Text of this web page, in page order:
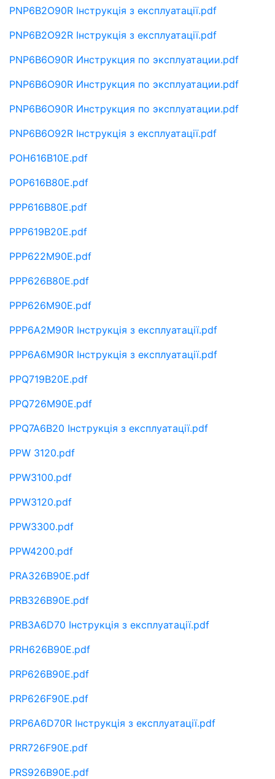
PNP6B2O90R Інструкція з експлуатації.pdf
PNP6B2O92R Інструкція з експлуатації.pdf
PNP6B6O90R Инструкция по эксплуатации.pdf
PNP6B6O90R Инструкция по эксплуатации.pdf
PNP6B6O90R Инструкция по эксплуатации.pdf
PNP6B6O92R Інструкція з експлуатації.pdf
POH616B10E.pdf
POP616B80E.pdf
PPP616B80E.pdf
PPP619B20E.pdf
PPP622M90E.pdf
PPP626B80E.pdf
PPP626M90E.pdf
PPP6A2M90R Інструкція з експлуатації.pdf
PPP6A6M90R Інструкція з експлуатації.pdf
PPQ719B20E.pdf
PPQ726M90E.pdf
PPQ7A6B20 Інструкція з експлуатації.pdf
PPW 3120.pdf
PPW3100.pdf
PPW3120.pdf
PPW3300.pdf
PPW4200.pdf
PRA326B90E.pdf
PRB326B90E.pdf
PRB3A6D70 Інструкція з експлуатації.pdf
PRH626B90E.pdf
PRP626B90E.pdf
PRP626F90E.pdf
PRP6A6D70R Інструкція з експлуатації.pdf
PRR726F90E.pdf
PRS926B90E.pdf